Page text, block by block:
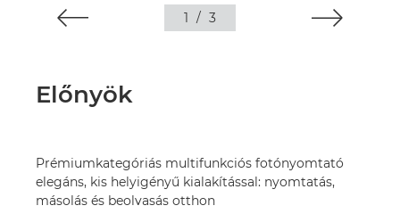
1 / 3
Előnyök
Prémiumkategóriás multifunkciós fotónyomtató
elegáns, kis helyigényű kialakítással: nyomtatás,
másolás és beolvasás otthon